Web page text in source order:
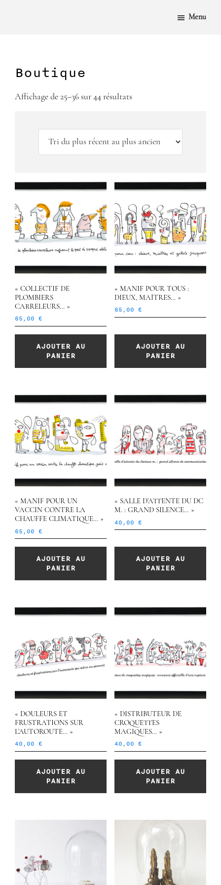
Menu
Boutique
Affichage de 25–36 sur 44 résultatsTrié
récent
« COLLECTIF DE
PLOMBIERS
CARRELEURS… »
65,00 €
AJOUTER AU
PANIER
« MANIF POUR TOUS :
DIEUX, MAÎTRES… »
65,00 €
AJOUTER AU
PANIER
« MANIF POUR UN
VACCIN CONTRE LA
CHAUFFE CLIMATIQUE… »
65,00 €
AJOUTER AU
PANIER
« SALLE D’ATTENTE DU DC
M. : GRAND SILENCE… »
40,00 €
AJOUTER AU
PANIER
« DOULEURS ET
FRUSTRATIONS SUR
L’AUTOROUTE… »
40,00 €
AJOUTER AU
PANIER
« DISTRIBUTEUR DE
CROQUETTES
MAGIQUES… »
40,00 €
AJOUTER AU
PANIER